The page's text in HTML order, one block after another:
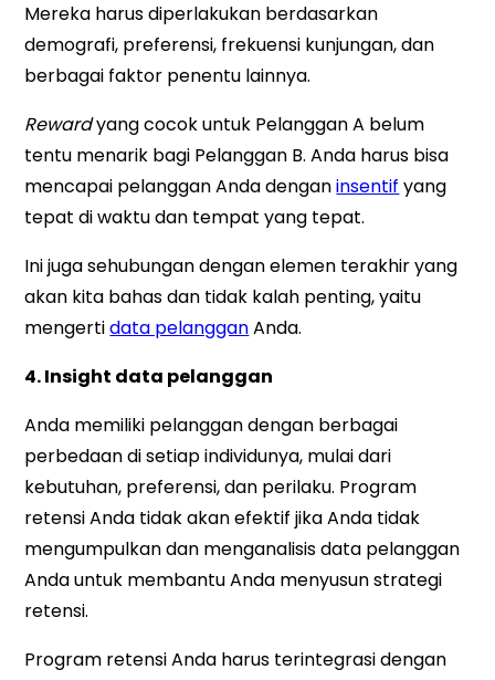
Mereka harus diperlakukan berdasarkan
demografi, preferensi, frekuensi kunjungan, dan
berbagai faktor penentu lainnya.
Rewardyang cocok untuk Pelanggan A belum
tentu menarik bagi Pelanggan B. Anda harus bisa
mencapai pelanggan Anda denganinsentif yang
tepat di waktu dan tempat yang tepat.
Ini juga sehubungan dengan elemen terakhir yang
akan kita bahas dan tidak kalah penting, yaitu
mengertidata pelangganAnda.
4. Insight data pelanggan
Anda memiliki pelanggan dengan berbagai
perbedaan di setiap individunya, mulai dari
kebutuhan, preferensi, dan perilaku. Program
retensi Anda tidak akan efektif jika Anda tidak
mengumpulkan dan menganalisis data pelanggan
Anda untuk membantu Anda menyusun strategi
retensi.
Program retensi Anda harus terintegrasi dengan